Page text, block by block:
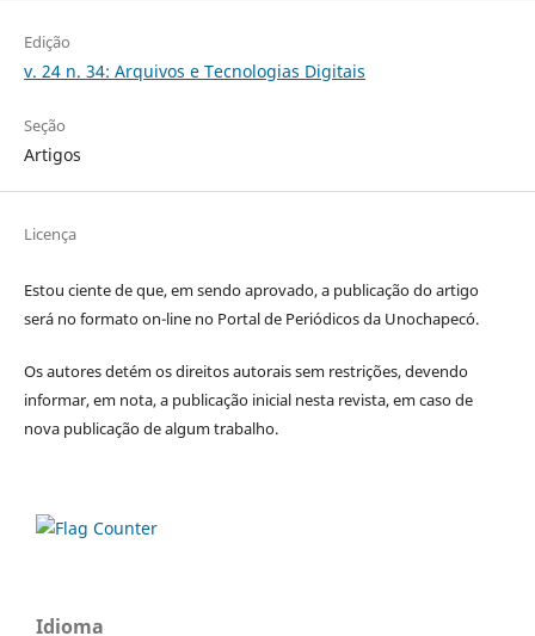
Edição
v. 24 n. 34: Arquivos e Tecnologias Digitais
Seção
Artigos
Licença
Estou ciente de que, em sendo aprovado, a publicação do artigo
será no formato on-line no Portal de Periódicos da Unochapecó.
Os autores detém os direitos autorais sem restrições, devendo
informar, em nota, a publicação inicial nesta revista, em caso de
nova publicação de algum trabalho.
Idioma